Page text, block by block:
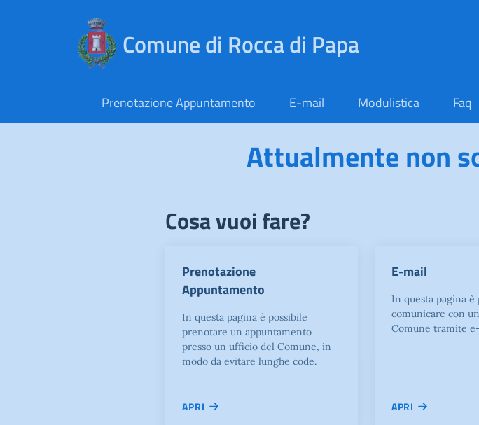
Comune di Rocca di Papa
Prenotazione Appuntamento E-mail Modulistica Faq
Attualmente non
Cosa vuoi fare?
Prenotazione
Appuntamento
In questa pagina è possibile
prenotare un appuntamento
presso un ufficio del Comune, in
modo da evitare lunghe code.
APRI
E-mail
In questa pagina è
comunicare con
Comune tramite
APRI